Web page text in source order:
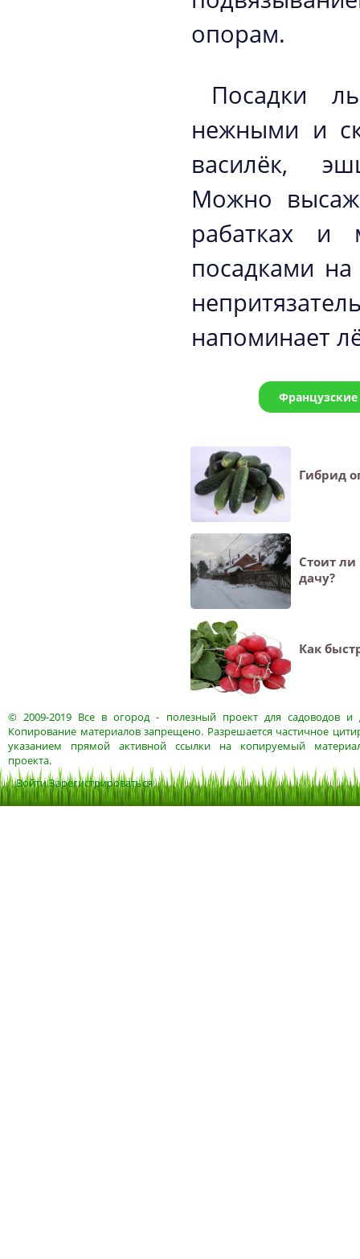
опорам.
Посадки
нежными и
василёк,
Можно
рабатках и
посадками
напоминает
Гибрид
Стоит
дачу?
Как
© 2009-2019 Все в огород- полезный проект для садоводов и
Копирование материалов запрещено. Разрешается частичное
указанием прямой активной ссылки на копируемый
проекта.
ВойтиЗарегистрироваться